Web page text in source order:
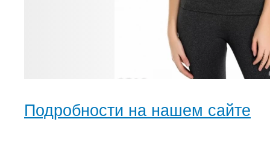
Подробности на нашем сайте